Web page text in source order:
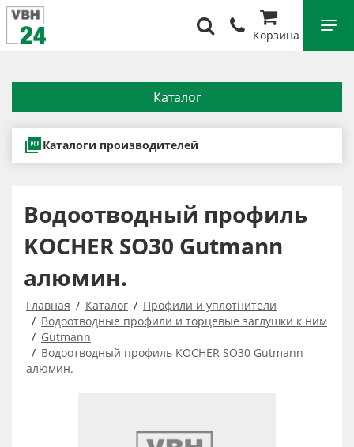
Корзина
Каталог
Каталоги производителей
Водоотводный профиль
KOCHER SO30 Gutmann
алюмин.
Главная Каталог
Профили и уплотнители
Водоотводные профили и торцевые заглушки к ним
Gutmann
Водоотводный профиль KOCHER SO30 Gutmann
алюмин.